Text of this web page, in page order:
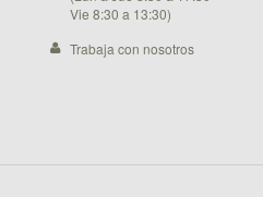
Vie 8:30 a 13:30)
Trabaja con nosotros